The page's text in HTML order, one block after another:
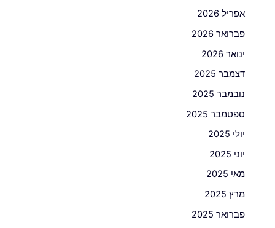
אפריל 2026
פברואר 2026
ינואר 2026
דצמבר 2025
נובמבר 2025
ספטמבר 2025
יולי 2025
יוני 2025
מאי 2025
מרץ 2025
פברואר 2025